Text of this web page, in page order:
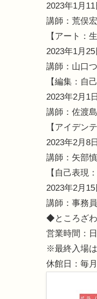
2023年1月
講師：荒俣
【アート：
2023年1月
講師：山口
【編集：自
2023年2月1
講師：佐渡
【アイデン
2023年2月8
講師：矢部
【自己表現
2023年2月
講師：事務
◆ところざ
営業時間：
※最終入場
休館日：毎